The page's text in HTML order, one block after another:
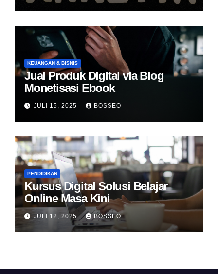
KEUANGAN & BISNIS
Jual Produk Digital via Blog
Monetisasi Ebook
JULI 15, 2025 BOSSEO
PENDIDIKAN
Kursus Digital Solusi Belajar
Online Masa Kini
JULI 12, 2025 BOSSEO